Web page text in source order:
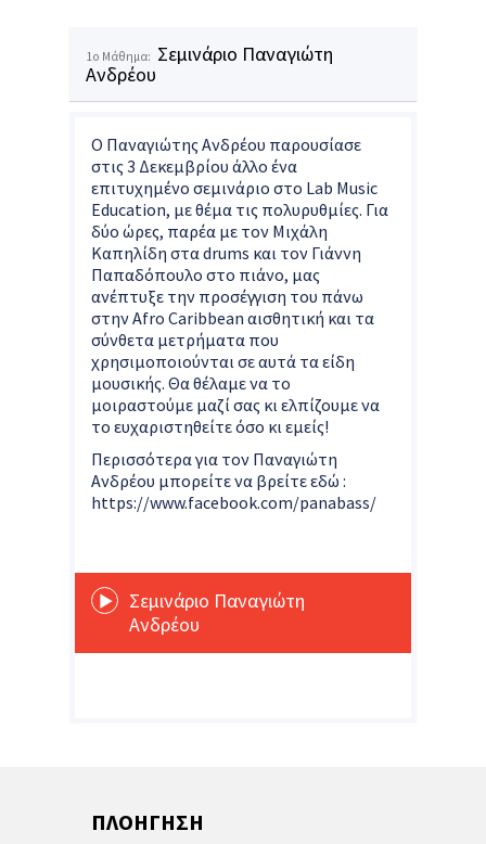
1o Μάθημα: Σεμινάριο Παναγιώτη
Ανδρέου
Ο Παναγιώτης Ανδρέου παρουσίασε
στις 3 Δεκεμβρίου άλλο ένα
επιτυχημένο σεμινάριο στο Lab Music
Education, με θέμα τις πολυρυθμίες. Για
δύο ώρες, παρέα με τον Μιχάλη
Καπηλίδη στα drums και τον Γιάννη
Παπαδόπουλο στο πιάνο, μας
ανέπτυξε την προσέγγιση του πάνω
στην Afro Caribbean αισθητική και τα
σύνθετα μετρήματα που
χρησιμοποιούνται σε αυτά τα είδη
μουσικής. Θα θέλαμε να το
μοιραστούμε μαζί σας κι ελπίζουμε να
το ευχαριστηθείτε όσο κι εμείς!
Περισσότερα για τον Παναγιώτη
Ανδρέου μπορείτε να βρείτε εδώ :
https://www.facebook.com/panabass/
Σεμινάριο Παναγιώτη
Ανδρέου
ΠΛΟΗΓΗΣΗ